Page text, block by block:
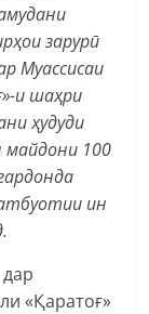
зарурӣ
Муассисаи
»-и шаҳри
ҳудуди
100
ин
«Қаратоғ»